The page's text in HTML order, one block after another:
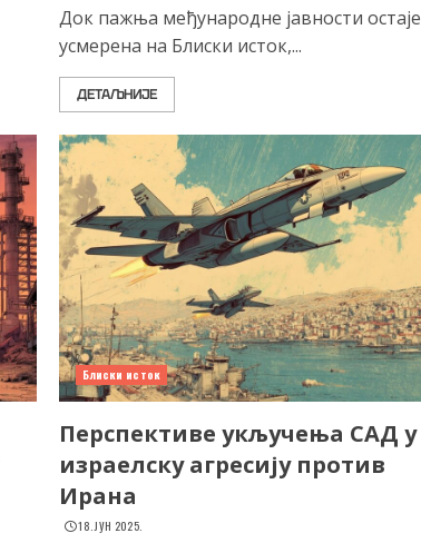
Док пажња међународне јавности остаје
усмерена на Блиски исток,...
ДЕТАЉНИЈЕ
Блиски исток
Перспективе укључења САД у
израелску агресију против
Ирана
18. ЈУН 2025.